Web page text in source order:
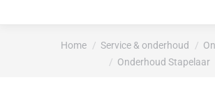
Je bent hier:Home Service & onderhoud
Onderhoud Stapelaar